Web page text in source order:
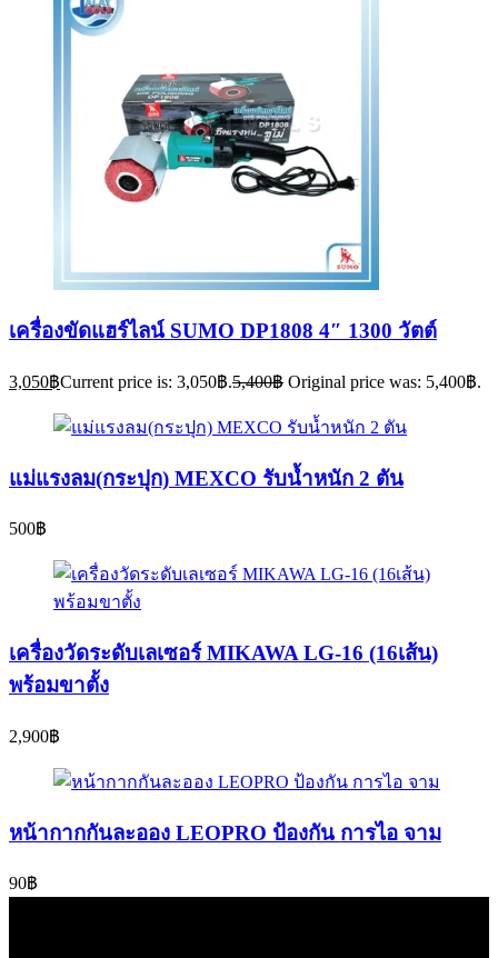
เครื่องขัดแฮร์ไลน์ SUMO DP1808 4″ 1300 วัตต์
3,050฿Current price is: 3,050฿.5,400฿ Original price was: 5,400฿.
แม่แรงลม(กระปุก) MEXCO รับน้ำหนัก 2 ตัน
500฿
เครื่องวัดระดับเลเซอร์ MIKAWA LG-16 (16เส้น)
พร้อมขาตั้ง
2,900฿
หน้ากากกันละออง LEOPRO ป้องกัน การไอ จาม
90฿